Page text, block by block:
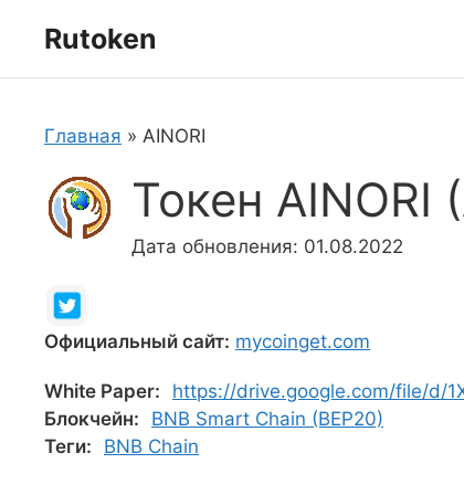
Rutoken
Главная » AINORI
Токен AINORI
Дата обновления: 01.08.2022
Официальный сайт: mycoinget.com
White Paper:
https://drive.google.com/file/d/
Блокчейн:
BNB Smart Chain (BEP20)
Теги:
BNB Chain